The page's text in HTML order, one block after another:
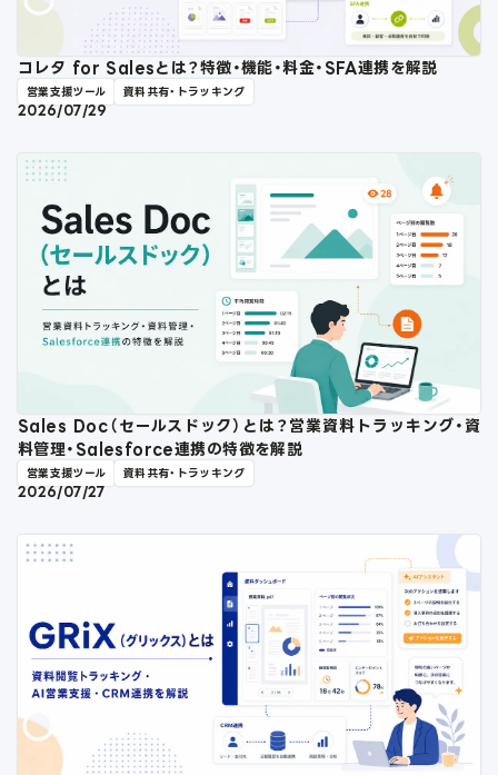
コレタ for Salesとは？特徴・機能・料金・SFA連携を解説
営業支援ツール 資料共有・トラッキング
2026/07/29
Sales Doc（セールスドック）とは？営業資料トラッキング・資
料管理・Salesforce連携の特徴を解説
営業支援ツール 資料共有・トラッキング
2026/07/27